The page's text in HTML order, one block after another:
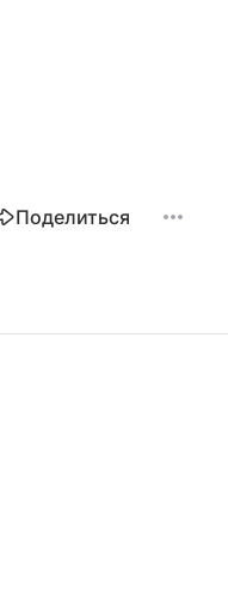
Поделиться